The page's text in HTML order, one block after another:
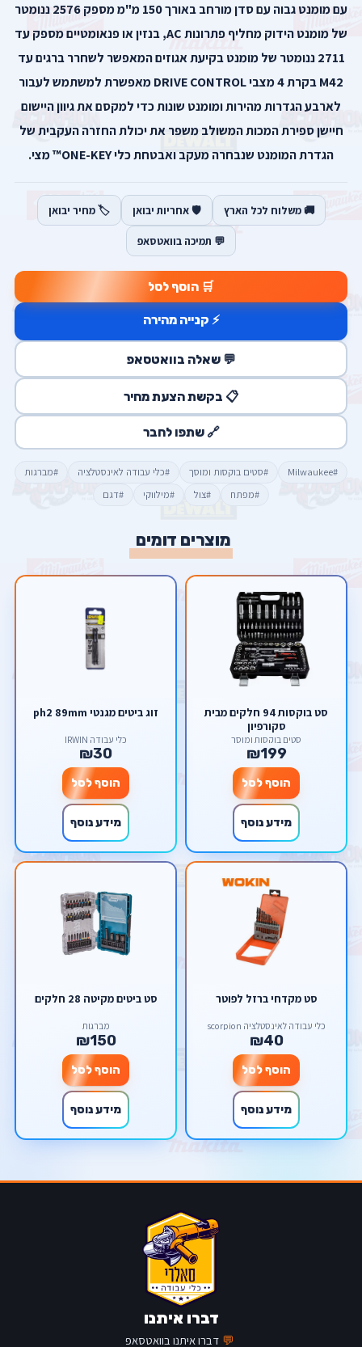
עם מומנט גבוה עם סדן מורחב באורך 150 מ"מ מספק 2576 ננומטר
של מומנט הידוק מחליף פתרונות AC, בנזין או פנאומטיים מספק עד
2711 ננומטר של מומנט בקיעת אגוזים המאפשר לשחרר ברגים עד
M42 בקרת 4 מצבי DRIVE CONTROL מאפשרת למשתמש לעבור
לארבע הגדרות מהירות ומומנט שונות כדי למקסם את גיוון היישום
חיישן ספירת המכות המשולב משפר את יכולת החזרה העקבית של
הגדרת המומנט שנבחרה מעקב ואבטחת כלי ONE-KEY™ מצי.
🚚 משלוח לכל הארץ 🛡️ אחריות יבואן 🏷️ מחיר יבואן
💬 תמיכה בוואטסאפ
🛒 הוסף לסל
⚡ קנייה מהירה
💬 שאלה בוואטסאפ
📋 בקשת הצעת מחיר
🔗 שתפו לחבר
#Milwaukee #סטים בוקסות ומוסך #כלי עבודה לאינסטלציה
#מברגות
#מפתח
#צול #מילווקי #דגם
מוצרים דומים
סט בוקסות 94 חלקים מבית
סקורפיון
סטים בוקסות ומוסך
₪199
הוסף לסל
מידע נוסף
זוג ביטים מגנטי ph2 89mm
כלי עבודה IRWIN
₪30
הוסף לסל
מידע נוסף
סט מקדחי ברזל לפוטר
כלי עבודה לאינסטלציה scorpion
₪40
הוסף לסל
מידע נוסף
סט ביטים מקיטה 28 חלקים
מברגות
₪150
הוסף לסל
מידע נוסף
דברו איתנו
💬 דברו איתנו בוואטסאפ